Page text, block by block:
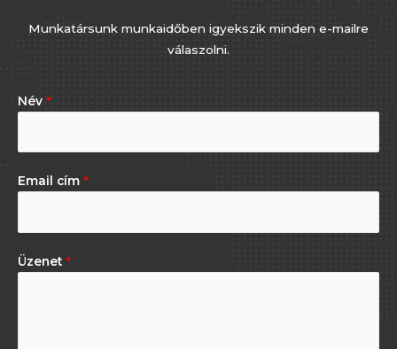
Munkatársunk munkaidőben igyekszik minden e-mailre
válaszolni.
Név *
Email cím *
Üzenet *